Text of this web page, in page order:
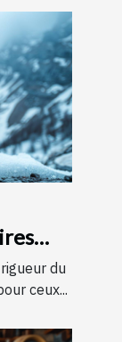
du
ceux...